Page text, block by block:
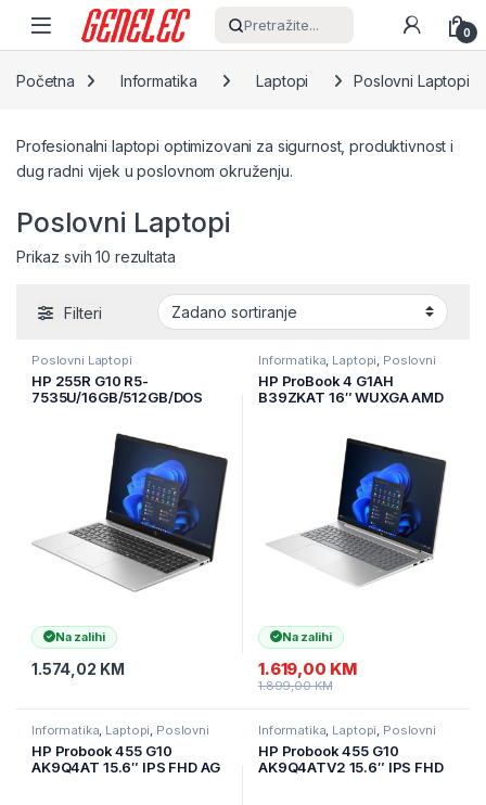
Skip to navigation
Skip to content
Pretražite... 0
Početna Informatika Laptopi Poslovni Laptopi
Profesionalni laptopi optimizovani za sigurnost, produktivnost i
dug radni vijek u poslovnom okruženju.
Poslovni Laptopi
Prikaz svih 10 rezultata
Filteri
Poslovni Laptopi
HP 255R G10 R5-
7535U/16GB/512GB/DOS
Na zalihi
1.574,02 KM
Informatika, Laptopi, Poslovni
HP ProBook 4 G1AH
B39ZKAT 16″ WUXGA AMD
SSD/1Y/srebrena
Na zalihi
1.619,00 KM
1.899,00KM
Informatika, Laptopi, Poslovni
HP Probook 455 G10
AK9Q4AT 15.6″ IPS FHD AG
Informatika, Laptopi, Poslovni
HP Probook 455 G10
AK9Q4ATV2 15.6″ IPS FHD